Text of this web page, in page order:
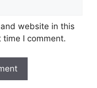
website in this
I comment.